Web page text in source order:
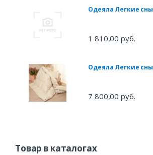
Одеяла Легкие сны
1 810,00 руб.
Одеяла Легкие сны
7 800,00 руб.
Товар в каталогах